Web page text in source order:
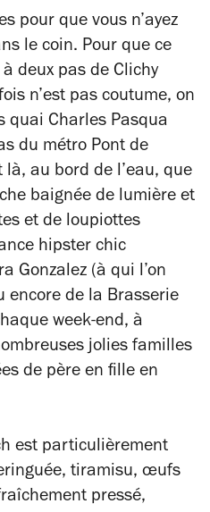
pour que vous n’ayez
le coin. Pour que ce
deux pas de Clichy
n’est pas coutume, on
quai Charles Pasqua
du métro Pont de
là, au bord de l’eau, que
baignée de lumière et
et de loupiottes
hipster chic
Gonzalez (à qui l’on
encore de la Brasserie
week-end, à
jolies familles
de père en fille en
est particulièrement
tiramisu, œufs
pressé,